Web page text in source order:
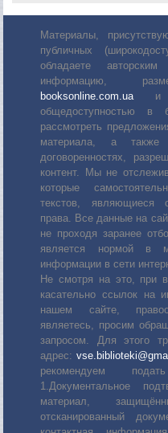
Материалы,
публичных
обладаете
информацию,
booksonline.com.ua и
общедоступностью
рассмотреть
материала, а также
договоренностях,
контент. Мы не
которые
текстов, являющиеся
права. Все данные на
не проходя заранее
является нормой в
информации в сети
Не смотря на это, при
касательно ссылок на
нашем сайте,
являетесь, просим
запросом. Для этого
адрес:
рекомендуем
1.Документальное
материал,
отсканированный